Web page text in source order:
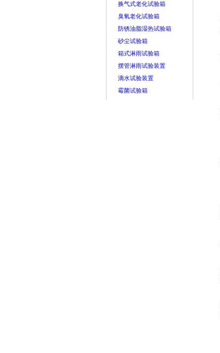
换气式老化试验箱
臭氧老化试验箱
防锈油脂湿热试验箱
砂尘试验箱
箱式淋雨试验箱
摆管淋雨试验装置
滴水试验装置
霉菌试验箱